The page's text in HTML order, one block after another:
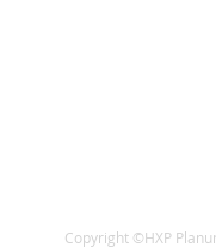
Copyright ©HXP